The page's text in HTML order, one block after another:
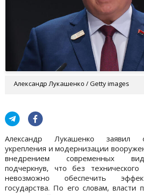
Александр Лукашенко / Getty images
Александр Лукашенко заявил
укрепления и модернизации
внедрением современных
подчеркнув, что без
невозможно обеспечить
государства. По его словам, власти